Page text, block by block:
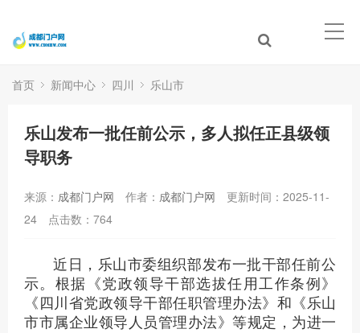
首页 新闻中心 四川 乐山市
乐山发布一批任前公示，多人拟任正县级领
导职务
来源： 成都门户网 作者： 成都门户网
更新时间：2025-11-
24
点击数： 764
近日，乐山市委组织部发布一批干部任前公
示。根据《党政领导干部选拔任用工作条例》
《四川省党政领导干部任职管理办法》和《乐山
市市属企业领导人员管理办法》等规定，为进一